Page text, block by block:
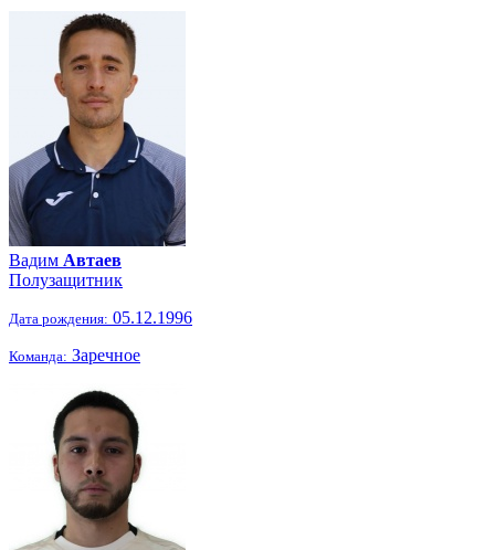
Вадим Автаев
Полузащитник
Дата рождения: 05.12.1996
Команда: Заречное